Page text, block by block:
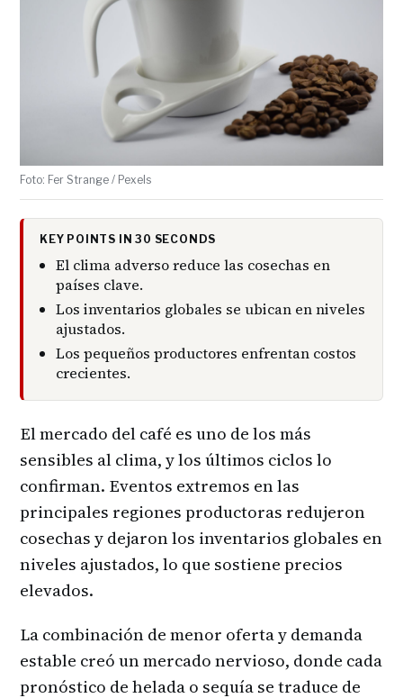
Foto: Fer Strange / Pexels
KEY POINTS IN 30 SECONDS
El clima adverso reduce las cosechas en
países clave.
Los inventarios globales se ubican en niveles
ajustados.
Los pequeños productores enfrentan costos
crecientes.
El mercado del café es uno de los más
sensibles al clima, y los últimos ciclos lo
confirman. Eventos extremos en las
principales regiones productoras redujeron
cosechas y dejaron los inventarios globales en
niveles ajustados, lo que sostiene precios
elevados.
La combinación de menor oferta y demanda
estable creó un mercado nervioso, donde cada
pronóstico de helada o sequía se traduce de